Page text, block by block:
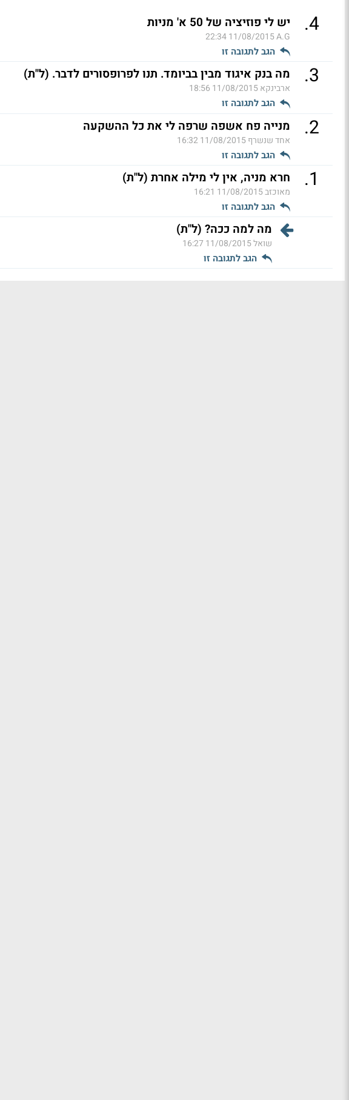
4
. יש לי פוזיציה של 50 א' מניות
A.G
11/08/2015 22:34
הגב לתגובה זו
3
. מה בנק איגוד מבין בביומד. תנו לפרופסורים לדבר. (ל"ת)
ארבינקא11/08/2015 18:56
הגב לתגובה זו
2
. מנייה פח אשפה שרפה לי את כל ההשקעה
אחד שנשרף11/08/2015 16:32
הגב לתגובה זו
1
. חרא מניה, אין לי מילה אחרת (ל"ת)
מאוכזב11/08/2015 16:21
הגב לתגובה זו
מה למה ככה? (ל"ת)
שואל11/08/2015 16:27
הגב לתגובה זו